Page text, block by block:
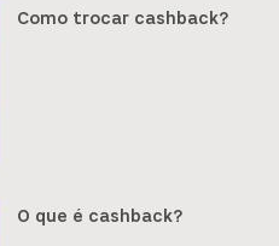
Como trocar cashback?
O que é cashback?